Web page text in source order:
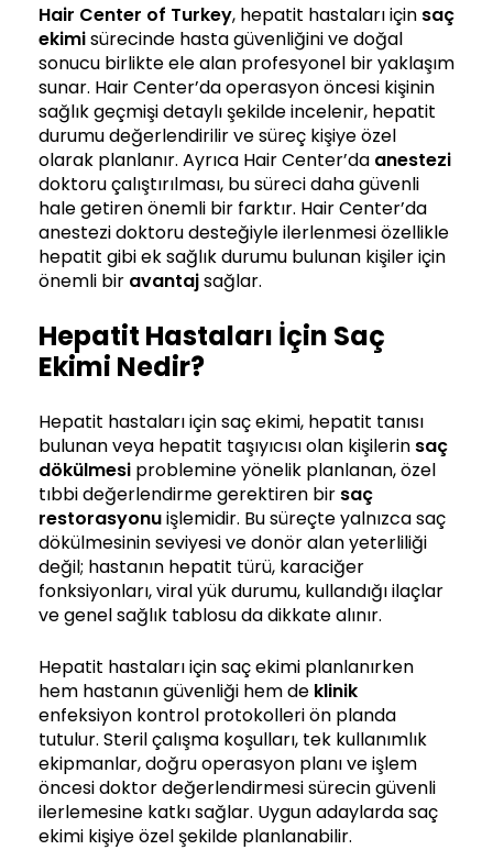
Hair Center of Turkey, hepatit hastaları için saç
ekimisürecinde hasta güvenliğini ve doğal
sonucu birlikte ele alan profesyonel bir yaklaşım
sunar. Hair Center’da operasyon öncesi kişinin
sağlık geçmişi detaylı şekilde incelenir, hepatit
durumu değerlendirilir ve süreç kişiye özel
olarak planlanır. Ayrıca Hair Center’da anestezi
doktoru çalıştırılması, bu süreci daha güvenli
hale getiren önemli bir farktır. Hair Center’da
anestezi doktoru desteğiyle ilerlenmesi özellikle
hepatit gibi ek sağlık durumu bulunan kişiler için
önemli bir avantajsağlar.
Hepatit Hastaları İçin Saç
Ekimi Nedir?
Hepatit hastaları için saç ekimi, hepatit tanısı
bulunan veya hepatit taşıyıcısı olan kişilerin saç
dökülmesi problemine yönelik planlanan, özel
tıbbi değerlendirme gerektiren bir saç
restorasyonuişlemidir. Bu süreçte yalnızca saç
dökülmesinin seviyesi ve donör alan yeterliliği
değil; hastanın hepatit türü, karaciğer
fonksiyonları, viral yük durumu, kullandığı ilaçlar
ve genel sağlık tablosu da dikkate alınır.
Hepatit hastaları için saç ekimi planlanırken
hem hastanın güvenliği hem de klinik
enfeksiyon kontrol protokolleri ön planda
tutulur. Steril çalışma koşulları, tek kullanımlık
ekipmanlar, doğru operasyon planı ve işlem
öncesi doktor değerlendirmesi sürecin güvenli
ilerlemesine katkı sağlar. Uygun adaylarda saç
ekimi kişiye özel şekilde planlanabilir.